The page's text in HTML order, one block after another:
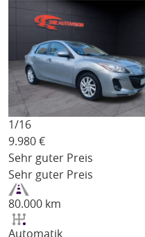
1/16
9.980 €
Sehr guter Preis
Sehr guter Preis
80.000 km
Automatik